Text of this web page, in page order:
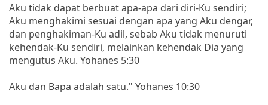
Aku tidak dapat berbuat apa-apa dari diri-Ku sendiri;
Aku menghakimi sesuai dengan apa yang Aku dengar,
dan penghakiman-Ku adil, sebab Aku tidak menuruti
kehendak-Ku sendiri, melainkan kehendak Dia yang
mengutus Aku. Yohanes 5:30
Aku dan Bapa adalah satu." Yohanes 10:30